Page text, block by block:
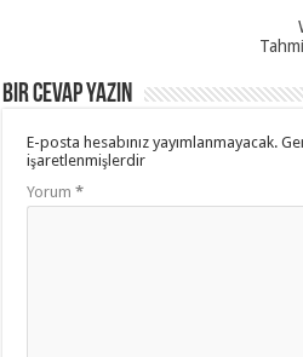
Bir cevap yazın
E-posta hesabınız yayımlanmayacak.
işaretlenmişlerdir
Yorum*